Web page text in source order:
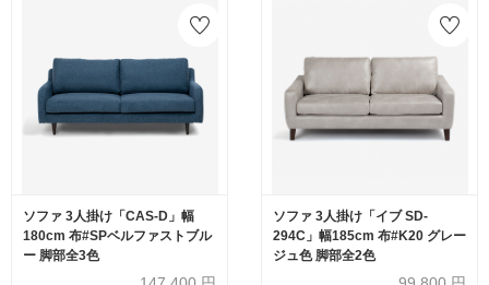
ソファ 3人掛け「CAS-D」幅
180cm 布#SPベルファストブル
ー 脚部全3色
ソファ 3人掛け「イブ SD-
294C」幅185cm 布#K20 グレー
ジュ色 脚部全2色